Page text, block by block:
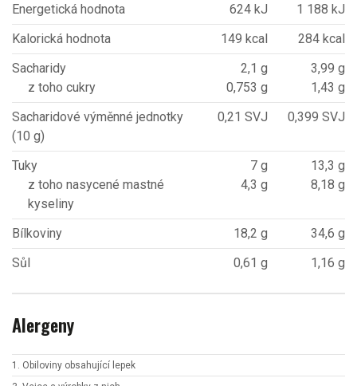
Energetická hodnota
624 kJ
1 188 kJ
Kalorická hodnota
149 kcal
284 kcal
Sacharidy
z toho cukry
2,1 g
0,753 g
3,99 g
1,43 g
Sacharidové výměnné jednotky
(10 g)
0,21 SVJ 0,399 SVJ
Tuky
z toho nasycené mastné
kyseliny
7 g
4,3 g
13,3 g
8,18 g
Bílkoviny 18,2 g
34,6 g
Sůl
0,61 g 1,16 g
Alergeny
1. Obiloviny obsahující lepek